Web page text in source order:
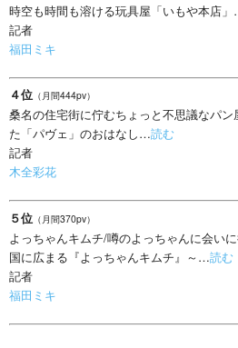
時空も時間も溶ける玩具屋「いもや本店
記者
福田ミキ
４位 （月間444pv）
桑名の住宅街に佇むちょっと不思議なパ
た「パヴェ」のおはなし…読む
記者
木全彩花
５位 （月間370pv）
よっちゃんキムチ/噂のよっちゃんに会い
国に広まる『よっちゃんキムチ』～…読む
記者
福田ミキ